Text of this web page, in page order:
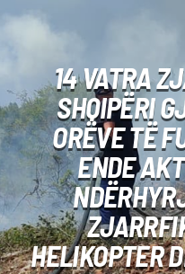
14 VATRA
SHQIPËRI
ORËVE TË
ENDE
HELIKOPTER